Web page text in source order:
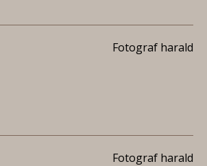
Fotograf harald
Fotograf harald